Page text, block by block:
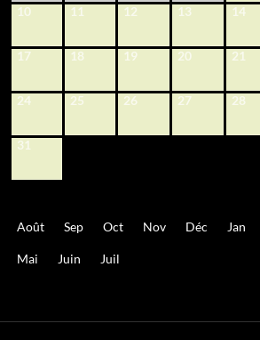
10 11 12 13 14
17 18 19 20 21
24 25 26 27 28
31
Août Sep Oct Nov Déc Jan
Mai Juin Juil